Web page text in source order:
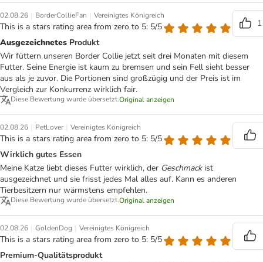
02.08.26 | BorderCollieFan | Vereinigtes Königreich
This is a stars rating area from zero to 5: 5/5
1
Ausgezeichnetes Produkt
Wir füttern unseren Border Collie jetzt seit drei Monaten mit diesem
Futter. Seine Energie ist kaum zu bremsen und sein Fell sieht besser
aus als je zuvor. Die Portionen sind großzügig und der Preis ist im
Vergleich zur Konkurrenz wirklich fair.
Diese Bewertung wurde übersetzt.Original anzeigen
02.08.26 | PetLover | Vereinigtes Königreich
This is a stars rating area from zero to 5: 5/5
Wirklich gutes Essen
Meine Katze liebt dieses Futter wirklich, der Geschmackist
ausgezeichnet und sie frisst jedes Mal alles auf. Kann es anderen
Tierbesitzern nur wärmstens empfehlen.
Diese Bewertung wurde übersetzt.Original anzeigen
02.08.26 | GoldenDog | Vereinigtes Königreich
This is a stars rating area from zero to 5: 5/5
Premium-Qualitätsprodukt